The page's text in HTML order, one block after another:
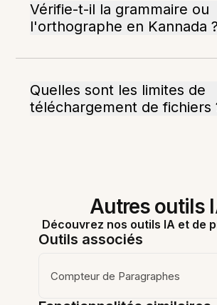
Vérifie-t-il la grammaire ou
l'orthographe en Kannada ?
Quelles sont les limites de
téléchargement de fichiers
Autres outils
Découvrez nos outils IA et de
Outils associés
Compteur de Paragraphes